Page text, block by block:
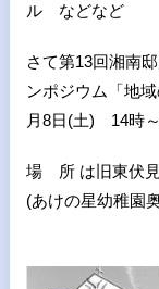
ル などなど
さて第13回湘南
ンポジウム「地
月8日(土) 14時
場 所 は旧東伏
(あけの星幼稚園